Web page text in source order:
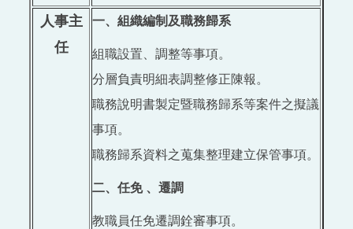
人事主
任
一、組織編制及職務歸系
組職設置、調整等事項。
分層負責明細表調整修正陳報。
職務說明書製定暨職務歸系等案件之擬議
事項。
職務歸系資料之蒐集整理建立保管事項。
二、任免 、遷調
教職員任免遷調銓審事項。